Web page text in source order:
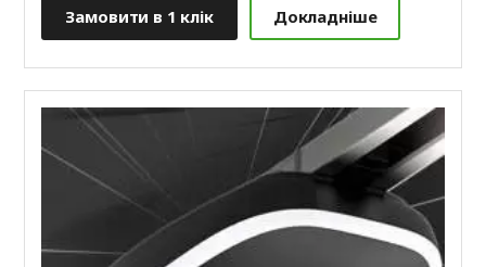
Замовити в 1 клік Докладніше